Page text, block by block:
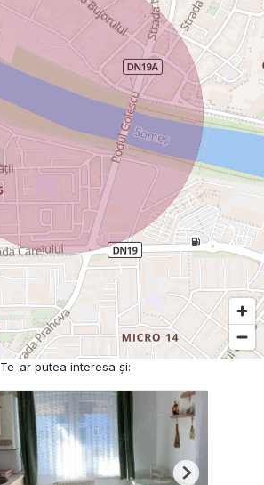
Te-ar putea interesa și:
Next